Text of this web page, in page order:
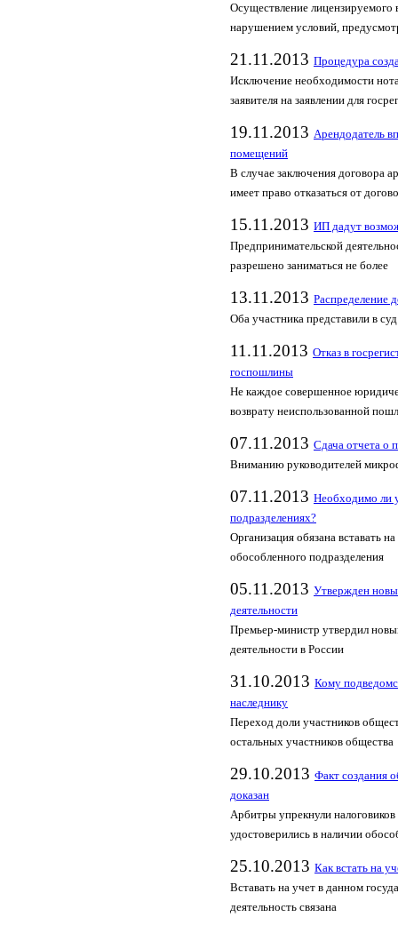
Осуществление лицензируемого
нарушением условий,
21.11.2013 Процедура
Исключение необходимости
заявителя на заявлении для
19.11.2013 Арендодатель
помещений
В случае заключения договора
имеет право отказаться от
15.11.2013 ИП дадут
Предпринимательской
разрешено заниматься не более
13.11.2013 Распределение
Оба участника представили в
11.11.2013 Отказ в
госпошлины
Не каждое совершенное
возврату неиспользованной
07.11.2013 Сдача отчета о
Вниманию руководителей
07.11.2013 Необходимо ли
подразделениях?
Организация обязана вставать
обособленного подразделения
05.11.2013 Утвержден
деятельности
Премьер-министр утвердил
деятельности в России
31.10.2013 Кому
наследнику
Переход доли участников
остальных участников общества
29.10.2013 Факт создания
доказан
Арбитры упрекнули
удостоверились в наличии
25.10.2013 Как встать на
Вставать на учет в данном
деятельность связана